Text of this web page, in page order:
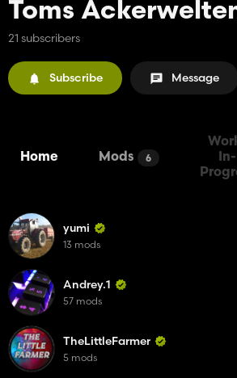
Toms
21 subscribers
Subscribe Message
Home Mods 6
In-
yumi
13 mods
Andrey.1
57 mods
TheLittleFarmer
5 mods